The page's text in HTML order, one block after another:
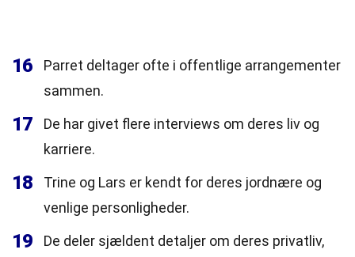
16
Parret deltager ofte i offentlige arrangementer
sammen.
17
De har givet flere interviews om deres liv og
karriere.
18
Trine og Lars er kendt for deres jordnære og
venlige personligheder.
19
De deler sjældent detaljer om deres privatliv,